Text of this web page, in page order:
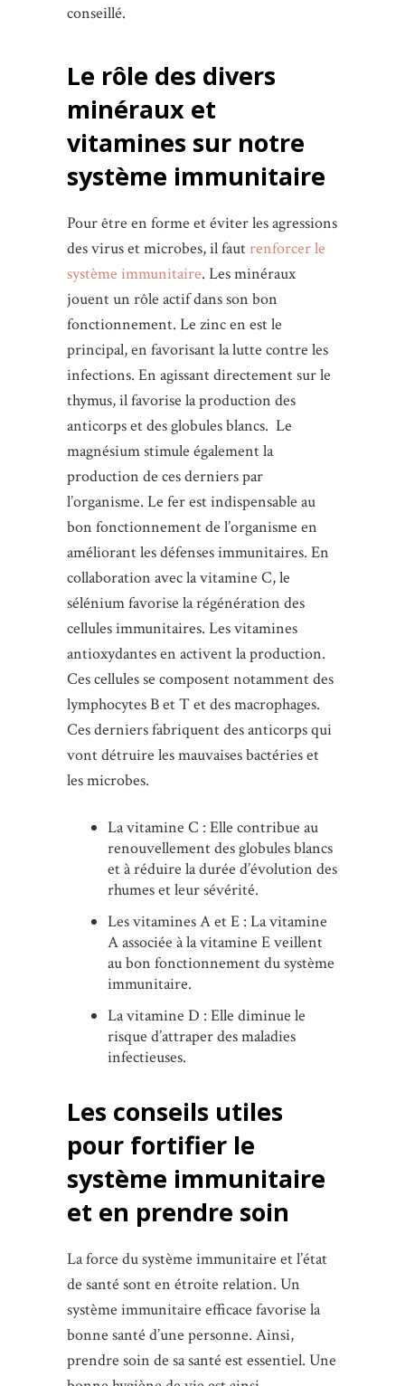
conseillé.
Le rôle des divers
minéraux et
vitamines sur notre
système immunitaire
Pour être en forme et éviter les agressions
des virus et microbes, il fautrenforcer le
système immunitaire. Les minéraux
jouent un rôle actif dans son bon
fonctionnement. Le zinc en est le
principal, en favorisant la lutte contre les
infections. En agissant directement sur le
thymus, il favorise la production des
anticorps et des globules blancs. Le
magnésium stimule également la
production de ces derniers par
l’organisme. Le fer est indispensable au
bon fonctionnement de l’organisme en
améliorant les défenses immunitaires. En
collaboration avec la vitamine C, le
sélénium favorise la régénération des
cellules immunitaires. Les vitamines
antioxydantes en activent la production.
Ces cellules se composent notamment des
lymphocytes B et T et des macrophages.
Ces derniers fabriquent des anticorps qui
vont détruire les mauvaises bactéries et
les microbes.
La vitamine C : Elle contribue au
renouvellement des globules blancs
et à réduire la durée d’évolution des
rhumes et leur sévérité.
Les vitamines A et E : La vitamine
A associée à la vitamine E veillent
au bon fonctionnement du système
immunitaire.
La vitamine D : Elle diminue le
risque d’attraper des maladies
infectieuses.
Les conseils utiles
pour fortifier le
système immunitaire
et en prendre soin
La force du système immunitaire et l’état
de santé sont en étroite relation. Un
système immunitaire efficace favorise la
bonne santé d’une personne. Ainsi,
prendre soin de sa santé est essentiel. Une